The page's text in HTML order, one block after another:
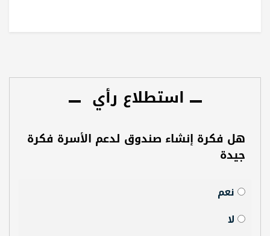
استطلاع رأي
هل فكرة إنشاء صندوق لدعم الأسرة فكرة
جيدة
نعم
لا